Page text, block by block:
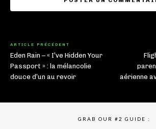
ARTICLE PRÉCÉDENT
Eden Rain – « I’ve Hidden Your
Passport » : la mélancolie
douce d’un au revoir
aérienne
GRAB OUR #2 GUIDE :